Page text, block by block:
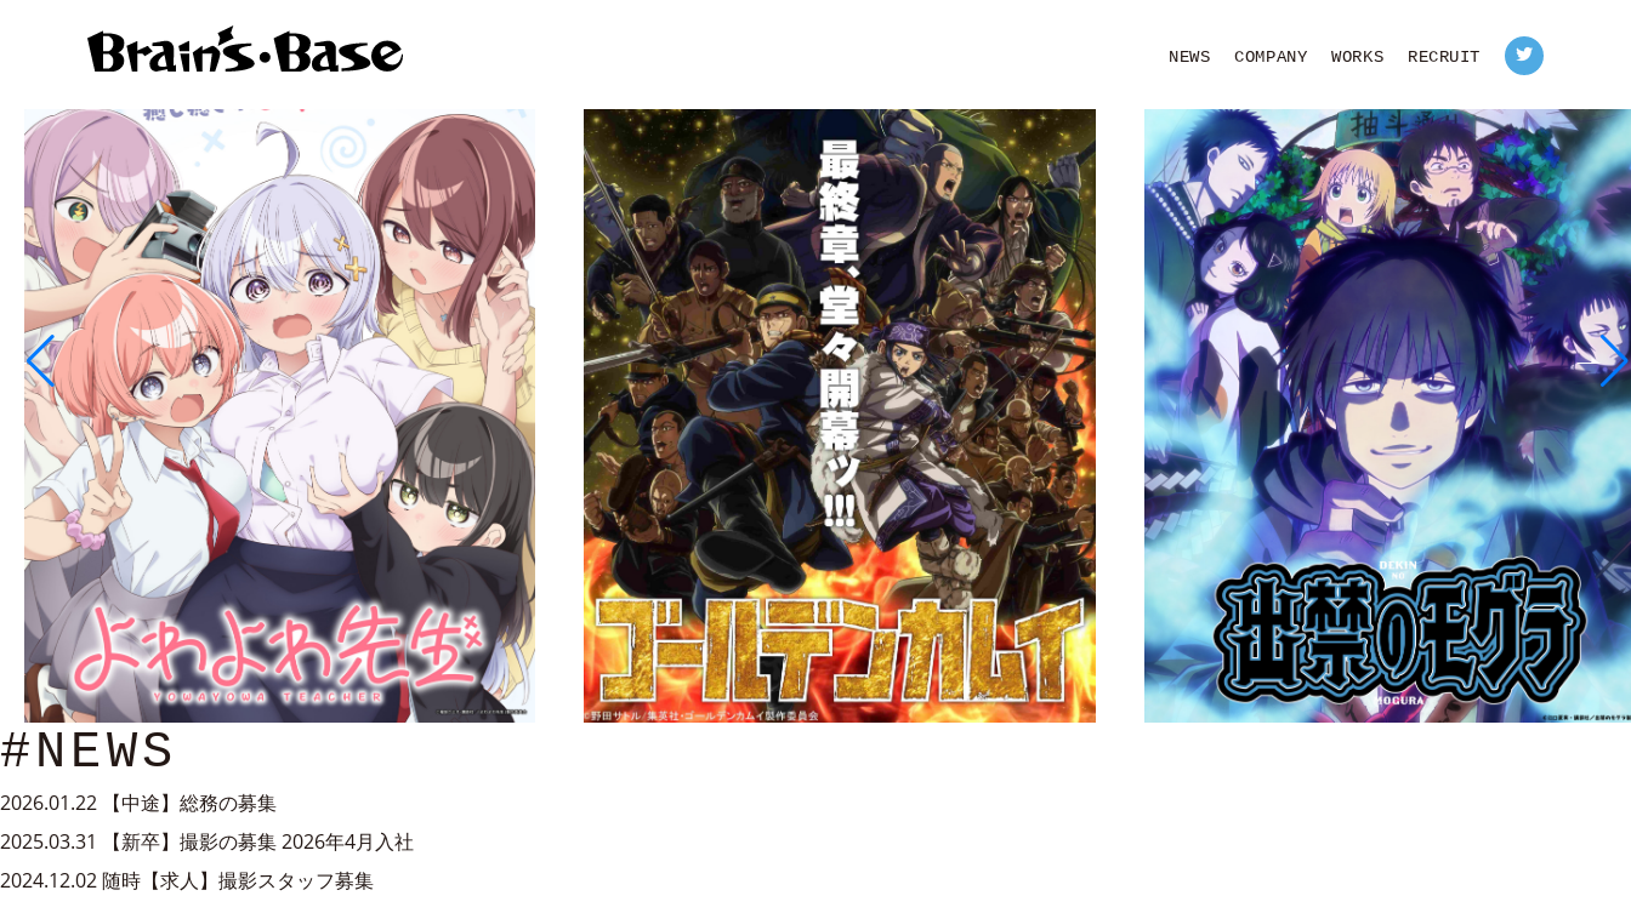
NEWS COMPANY WORKS RECRUIT
#NEWS
2026.01.22
【中途】総務の募集
2025.03.31
【新卒】撮影の募集 2026年4月入社
2024.12.02随時【求人】撮影スタッフ募集